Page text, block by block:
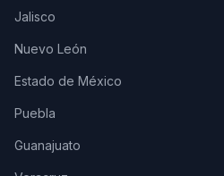
Jalisco
Nuevo León
Estado de México
Puebla
Guanajuato